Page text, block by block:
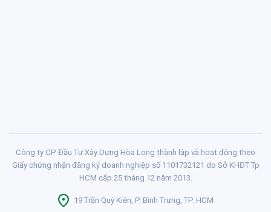
Công ty CP Đầu Tư Xây Dựng Hòa Long thành lập và hoạt động theo
Giấy chứng nhận đăng ký doanh nghiệp số 1101732121 do Sở KHĐT Tp
HCM cấp 25 tháng 12 năm 2013.
19 Trần Quý Kiên, P. Bình Trưng, TP. HCM